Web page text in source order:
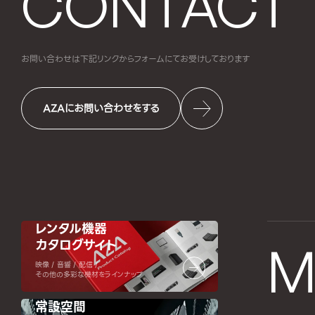
お問い合わせは下記リンクからフォームにてお受けしております
AZAにお問い合わせをする
レンタル機器
カタログサイト
映像 / 音響 / 配信 /
その他の多彩な機材をラインナップ
常設空間